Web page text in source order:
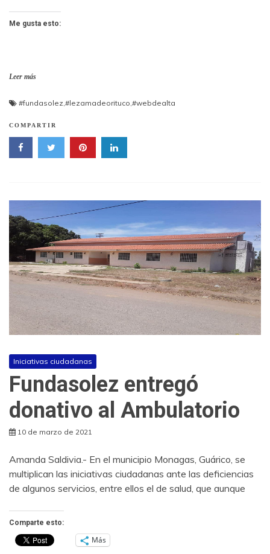
Me gusta esto:
Leer más
#fundasolez #lezamadeorituco #webdealta
COMPARTIR
Iniciativas ciudadanas
Fundasolez entregó
donativo al Ambulatorio
10 de marzo de 2021
Amanda Saldivia.- En el municipio Monagas, Guárico, se
multiplican las iniciativas ciudadanas ante las deficiencias
de algunos servicios, entre ellos el de salud, que aunque
Comparte esto:
Más